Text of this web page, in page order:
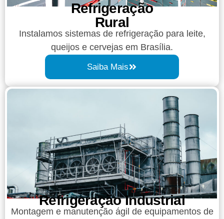
Refrigeração
Rural
Instalamos sistemas de refrigeração para leite,
queijos e cervejas em Brasília.
Saiba Mais
Refrigeração Industrial
Montagem e manutenção ágil de equipamentos de